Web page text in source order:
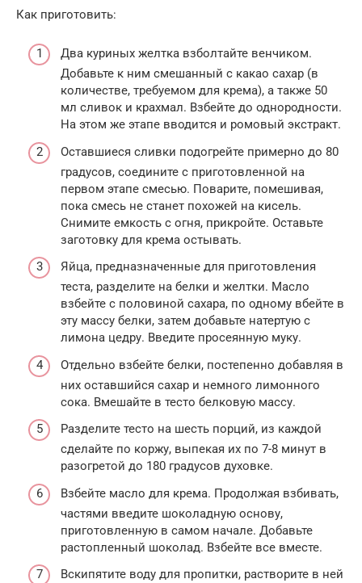
Как приготовить:
Два куриных желтка взболтайте венчиком.
Добавьте к ним смешанный с какао сахар (в
количестве, требуемом для крема), а также 50
мл сливок и крахмал. Взбейте до однородности.
На этом же этапе вводится и ромовый экстракт.
Оставшиеся сливки подогрейте примерно до 80
градусов, соедините с приготовленной на
первом этапе смесью. Поварите, помешивая,
пока смесь не станет похожей на кисель.
Снимите емкость с огня, прикройте. Оставьте
заготовку для крема остывать.
Яйца, предназначенные для приготовления
теста, разделите на белки и желтки. Масло
взбейте с половиной сахара, по одному вбейте в
эту массу белки, затем добавьте натертую с
лимона цедру. Введите просеянную муку.
Отдельно взбейте белки, постепенно добавляя в
них оставшийся сахар и немного лимонного
сока. Вмешайте в тесто белковую массу.
Разделите тесто на шесть порций, из каждой
сделайте по коржу, выпекая их по 7-8 минут в
разогретой до 180 градусов духовке.
Взбейте масло для крема. Продолжая взбивать,
частями введите шоколадную основу,
приготовленную в самом начале. Добавьте
растопленный шоколад. Взбейте все вместе.
Вскипятите воду для пропитки, растворите в ней